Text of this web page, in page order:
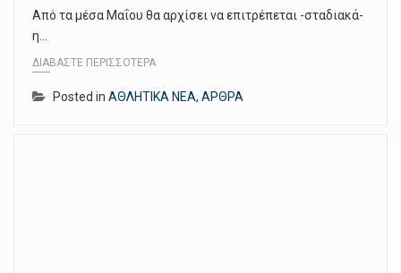
Από τα μέσα Μαΐου θα αρχίσει να επιτρέπεται -σταδιακά-
η…
ΔΙΑΒΆΣΤΕ ΠΕΡΙΣΣΌΤΕΡΑ
Posted in ΑΘΛΗΤΙΚΑ ΝΕΑ, ΑΡΘΡΑ